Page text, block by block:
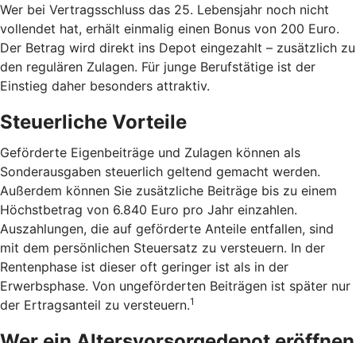
Wer bei Vertragsschluss das 25. Lebensjahr noch nicht
vollendet hat, erhält einmalig einen Bonus von 200 Euro.
Der Betrag wird direkt ins Depot eingezahlt – zusätzlich zu
den regulären Zulagen. Für junge Berufstätige ist der
Einstieg daher besonders attraktiv.
Steuerliche Vorteile
Geförderte Eigenbeiträge und Zulagen können als
Sonderausgaben steuerlich geltend gemacht werden.
Außerdem können Sie zusätzliche Beiträge bis zu einem
Höchstbetrag von 6.840 Euro pro Jahr einzahlen.
Auszahlungen, die auf geförderte Anteile entfallen, sind
mit dem persönlichen Steuersatz zu versteuern. In der
Rentenphase ist dieser oft geringer ist als in der
Erwerbsphase. Von ungeförderten Beiträgen ist später nur
der Ertragsanteil zu versteuern.1